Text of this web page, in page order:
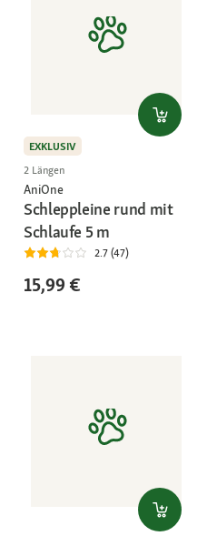
EXKLUSIV
2 Längen
AniOne
Schleppleine rund mit
Schlaufe 5 m
2.7 (47)
15,99 €